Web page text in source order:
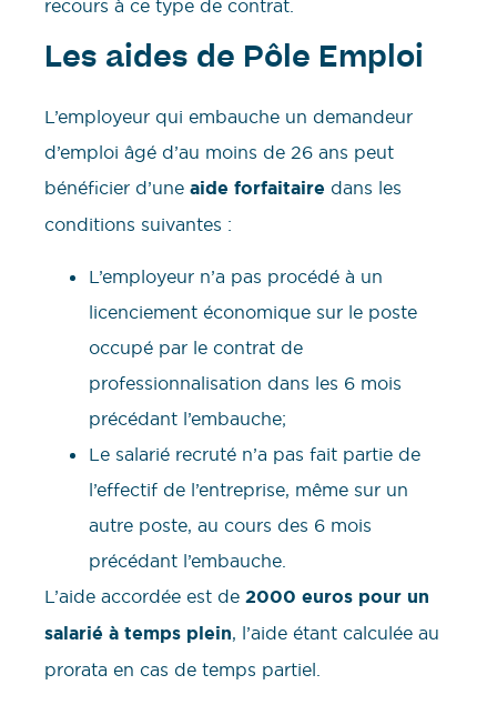
recours à ce type de contrat.
Les aides de Pôle Emploi
L’employeur qui embauche un demandeur
d’emploi âgé d’au moins de 26 ans peut
bénéficier d’une aide forfaitaire dans les
conditions suivantes :
L’employeur n’a pas procédé à un
licenciement économique sur le poste
occupé par le contrat de
professionnalisation dans les 6 mois
précédant l’embauche;
Le salarié recruté n’a pas fait partie de
l’effectif de l’entreprise, même sur un
autre poste, au cours des 6 mois
précédant l’embauche.
L’aide accordée est de 2000 euros pour un
salarié à temps plein, l’aide étant calculée au
prorata en cas de temps partiel.